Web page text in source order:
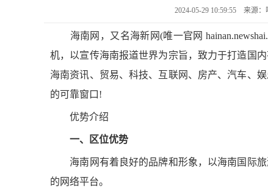
2024-05-29 10:59:55 来源
海南网，又名海新网(唯一官网
机，以宣传海南报道世界为宗旨，致力于打造国
海南资讯、贸易、科技、互联网、房产、汽车、
的可靠窗口!
优势介绍
一、区位优势
海南网有着良好的品牌和形象，以海南国际旅
的网络平台。